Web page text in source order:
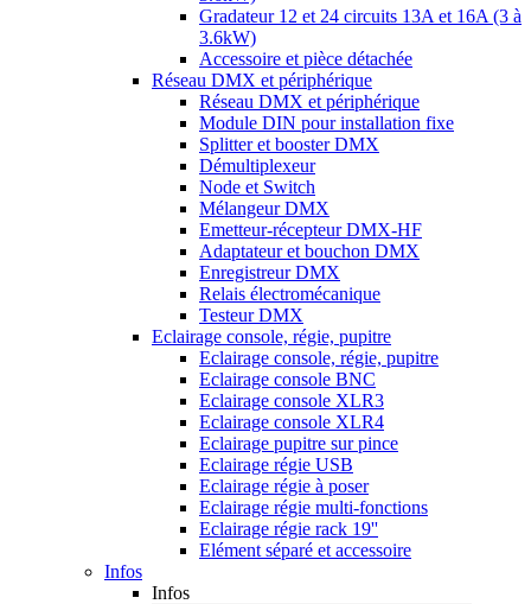
Gradateur 12 et 24 circuits 13A et 16A (3 à
3.6kW)
Accessoire et pièce détachée
Réseau DMX et périphérique
Réseau DMX et périphérique
Module DIN pour installation fixe
Splitter et booster DMX
Démultiplexeur
Node et Switch
Mélangeur DMX
Emetteur-récepteur DMX-HF
Adaptateur et bouchon DMX
Enregistreur DMX
Relais électromécanique
Testeur DMX
Eclairage console, régie, pupitre
Eclairage console, régie, pupitre
Eclairage console BNC
Eclairage console XLR3
Eclairage console XLR4
Eclairage pupitre sur pince
Eclairage régie USB
Eclairage régie à poser
Eclairage régie multi-fonctions
Eclairage régie rack 19''
Elément séparé et accessoire
Infos
Infos